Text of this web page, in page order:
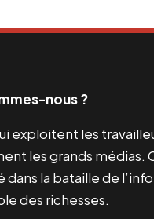
nous ?
exploitent les
les grands médias.
dans la bataille de
des richesses.